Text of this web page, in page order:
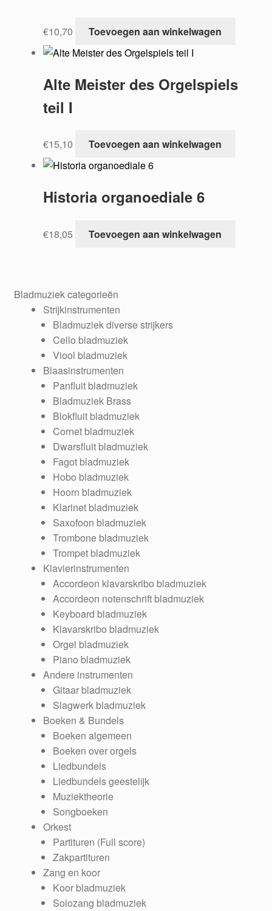
€10,70 Toevoegen aan winkelwagen
Alte Meister des Orgelspiels
teil I
€15,10 Toevoegen aan winkelwagen
Historia organoediale 6
€18,05 Toevoegen aan winkelwagen
Bladmuziek categorieën
Strijkinstrumenten
Bladmuziek diverse strijkers
Cello bladmuziek
Viool bladmuziek
Blaasinstrumenten
Panfluit bladmuziek
Bladmuziek Brass
Blokfluit bladmuziek
Cornet bladmuziek
Dwarsfluit bladmuziek
Fagot bladmuziek
Hobo bladmuziek
Hoorn bladmuziek
Klarinet bladmuziek
Saxofoon bladmuziek
Trombone bladmuziek
Trompet bladmuziek
Klavierinstrumenten
Accordeon klavarskribo bladmuziek
Accordeon notenschrift bladmuziek
Keyboard bladmuziek
Klavarskribo bladmuziek
Orgel bladmuziek
Piano bladmuziek
Andere instrumenten
Gitaar bladmuziek
Slagwerk bladmuziek
Boeken & Bundels
Boeken algemeen
Boeken over orgels
Liedbundels
Liedbundels geestelijk
Muziektheorie
Songboeken
Orkest
Partituren (Full score)
Zakpartituren
Zang en koor
Koor bladmuziek
Solozang bladmuziek